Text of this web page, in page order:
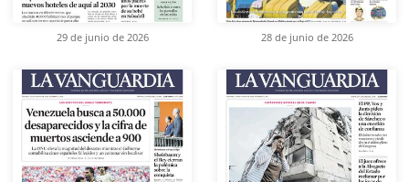
29 de junio de 2026 28 de junio de 2026